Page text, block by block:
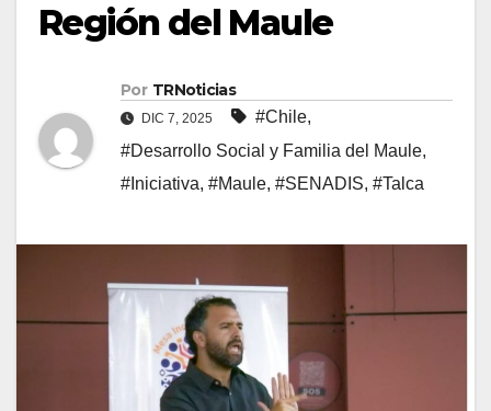
Región del Maule
Por TRNoticias
DIC 7, 2025 #Chile,
#Desarrollo Social y Familia del Maule,
#Iniciativa, #Maule, #SENADIS, #Talca